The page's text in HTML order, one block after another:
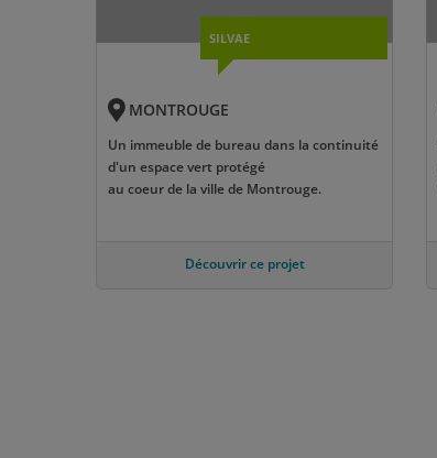
SILVAE
MONTROUGE
Un immeuble de bureau dans la continuité
d'un espace vert protégé
au coeur de la ville de Montrouge.
Découvrir ce projet